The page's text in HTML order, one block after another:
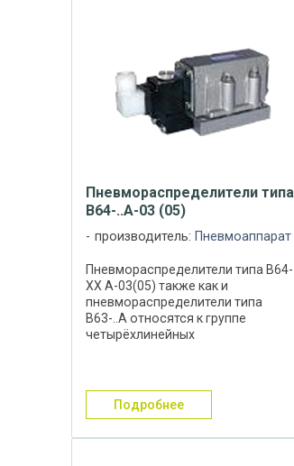
Пневмораспределители типа
В64-..А-03 (05)
производитель: Пневмоаппарат
Пневмораспределители типа В64-
ХХ А-03(05) также как и
пневмораспределители типа
В63-..А относятся к группе
четырёхлинейных
электропневматическое (с ручным
дублированием) двухстороннее и
подробнее